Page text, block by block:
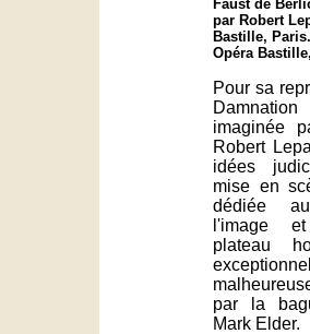
Faust de
par Robert
Bastille, Paris.
Opéra
Pour sa
imaginée
Robert
idées
mise en
dédiée
l'image
plateau
par la
Mark Elder.